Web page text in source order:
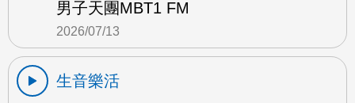
男子天團MBT1 FM
2026/07/13
生音樂活